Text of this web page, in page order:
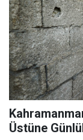
Kahramanmaraş’ta
Üstüne